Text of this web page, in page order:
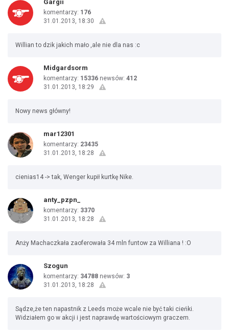
Gargii
komentarzy: 176
31.01.2013, 18:30
Willian to dzik jakich mało ,ale nie dla nas :c
Midgardsorm
komentarzy: 15336 newsów: 412
31.01.2013, 18:29
Nowy news główny!
mar12301
komentarzy: 23435
31.01.2013, 18:28
cienias14 -> tak, Wenger kupił kurtkę Nike.
anty_pzpn_
komentarzy: 3370
31.01.2013, 18:28
Anży Machaczkała zaoferowała 34 mln funtow za Williana ! :O
Szogun
komentarzy: 34788 newsów: 3
31.01.2013, 18:28
Sądze,że ten napastnik z Leeds może wcale nie być taki cieńki.
Widziałem go w akcji i jest naprawdę wartościowym graczem.